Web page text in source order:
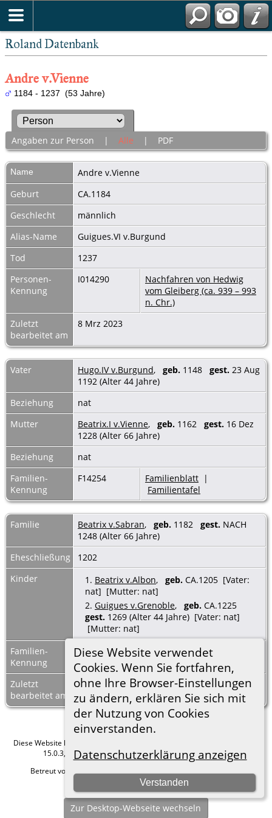
Roland Datenbank
Diese Website verwendet
Cookies. Wenn Sie fortfahren,
ohne Ihre Browser-Einstellungen
zu ändern, erklären Sie sich mit
der Nutzung von Cookies
einverstanden.
Datenschutzerklärung anzeigen
Verstanden
Andre v.Vienne
1184 - 1237 (53 Jahre)
Angaben zur Person | Alle | PDF
Name Andre v.Vienne
Geburt
CA.1184
Geschlecht
männlich
Alias-Name
Guigues.VI v.Burgund
Tod
1237
Personen-
Kennung
I014290
Nachfahren von Hedwig
vom Gleiberg (ca. 939 – 993
n. Chr.)
Zuletzt
bearbeitet am
8 Mrz 2023
Vater Hugo.IV v.Burgund, geb. 1148 gest. 23 Aug
1192 (Alter 44 Jahre)
Beziehung
nat
Mutter
Beatrix.I v.Vienne, geb. 1162 gest. 16 Dez
1228 (Alter 66 Jahre)
Beziehung
nat
Familien-
Kennung
F14254 Familienblatt |
Familientafel
Familie Beatrix v.Sabran, geb. 1182 gest. NACH
1248 (Alter 66 Jahre)
Eheschließung
1202
Kinder
1. Beatrix v.Albon, geb. CA.1205 [Vater:
nat] [Mutter: nat]
2. Guigues v.Grenoble, geb. CA.1225
gest. 1269 (Alter 44 Jahre) [Vater: nat]
[Mutter: nat]
Familien-
Kennung
F26021 Familienblatt|
Familientafel
Zuletzt
bearbeitet am
8 Mrz 2023
Diese Website läuft mit
15.0.3, programmiert von Darrin Lythgoe © 2001-2026.
Betreut von
Hier geht es zum Impressum
Zur Desktop-Webseite wechseln